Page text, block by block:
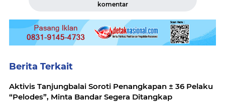
komentar
Berita Terkait
Aktivis Tanjungbalai Soroti Penangkapan ± 36 Pelaku
“Pelodes”, Minta Bandar Segera Ditangkap